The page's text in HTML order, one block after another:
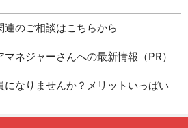
のご相談はこちらから
マネジャーさんへの最新情報（PR）
なりませんか？メリットいっぱい